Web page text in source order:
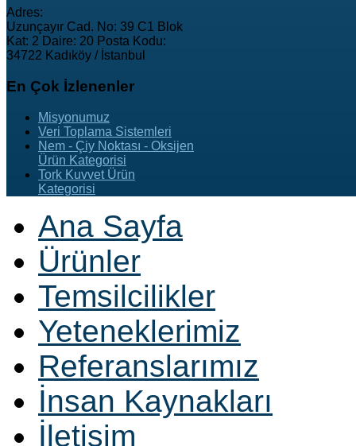
Adres:
Uzunçayır Cad. No: 39 C1 Blok
Kat: 2 Daire: 20 Posta Kodu:
34722 Kadıköy / İstanbul
En Çok İzlenenler
Misyonumuz
Veri Toplama Sistemleri
Nem - Çiy Noktası - Oksijen
Ürün Kategorisi
Tork Kuvvet Ürün
Kategorisi
Ana Sayfa
Ürünler
Temsilcilikler
Yeteneklerimiz
Referanslarımız
İnsan Kaynakları
İletişim